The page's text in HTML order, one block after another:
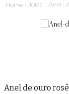
Joias Anel
Anel de ouro